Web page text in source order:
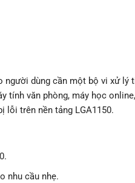
dùng cần một bộ vi xử
tính văn phòng, máy học
lỗi trên nền tảng LGA1150.
nhu cầu nhẹ.